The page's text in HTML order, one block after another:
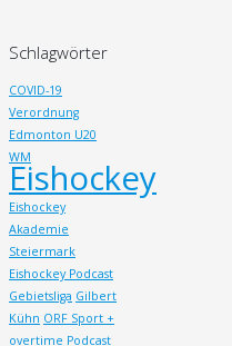
Schlagwörter
COVID-19
Verordnung
Edmonton U20
WM
Eishockey
Eishockey
Akademie
Steiermark
Eishockey Podcast
Gebietsliga Gilbert
Kühn ORF Sport +
overtime Podcast